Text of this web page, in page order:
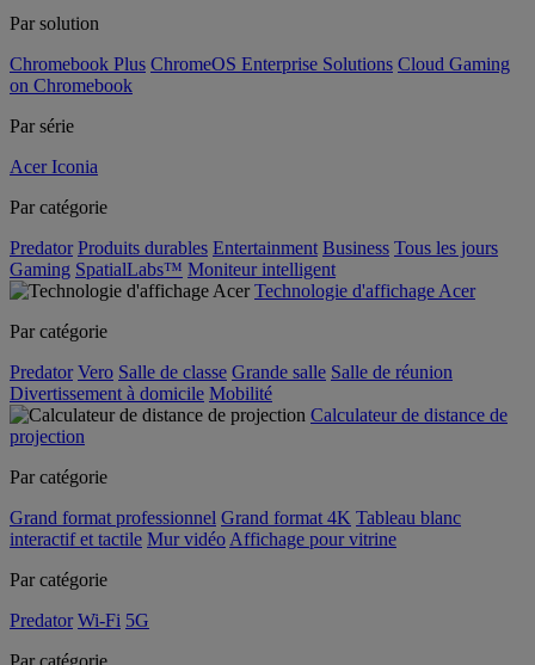
Par solution
Chromebook Plus ChromeOS Enterprise Solutions Cloud Gaming
on Chromebook
Par série
Acer Iconia
Par catégorie
Predator Produits durables Entertainment Business Tous les jours
Gaming SpatialLabs™ Moniteur intelligent
Technologie d'affichage Acer
Par catégorie
Predator Vero Salle de classe Grande salle Salle de réunion
Divertissement à domicile Mobilité
Calculateur de distance de
projection
Par catégorie
Grand format professionnel Grand format 4K Tableau blanc
interactif et tactile Mur vidéo Affichage pour vitrine
Par catégorie
Predator Wi-Fi 5G
Par catégorie